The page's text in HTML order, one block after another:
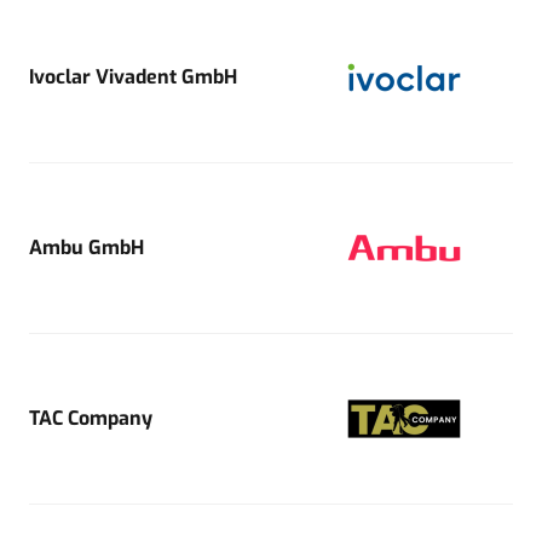
Ivoclar Vivadent GmbH
Ambu GmbH
TAC Company